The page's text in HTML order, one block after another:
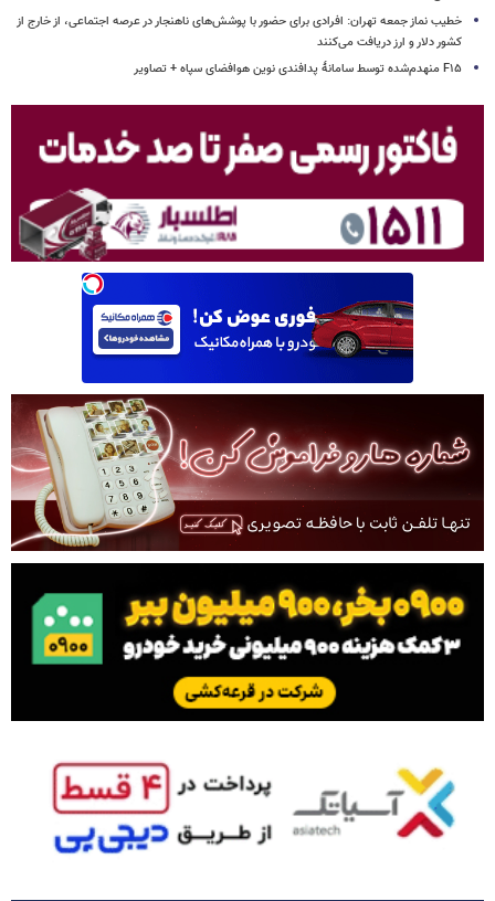
خطیب نماز جمعه تهران: افرادی برای حضور با پوشش‌های ناهنجار در عرصه اجتماعی، از خارج از
کشور دلار و ارز دریافت می‌کنند
F۱۵ منهدم‌شده توسط سامانۀ پدافندی نوین هوافضای سپاه + تصاویر